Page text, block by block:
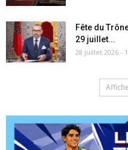
Fête du
29 juillet...
28 juillet 2026 -